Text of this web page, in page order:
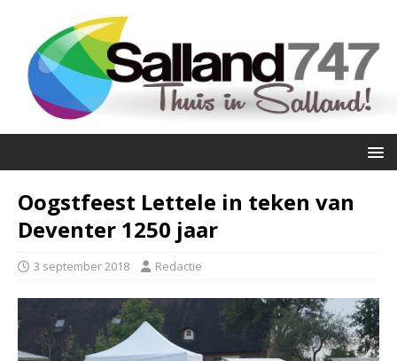
Oogstfeest Lettele in teken van
Deventer 1250 jaar
3 september 2018 Redactie